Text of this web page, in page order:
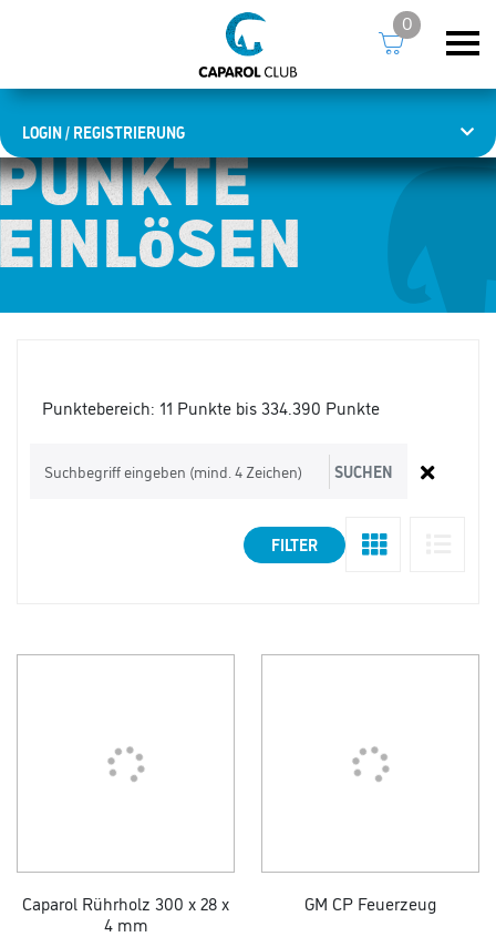
LOGIN / REGISTRIERUNG
0
Punktebereich: 11 Punkte bis 334.390 Punkte
SUCHEN
FILTER
Caparol Rührholz 300 x 28 x
4 mm
GM CP Feuerzeug